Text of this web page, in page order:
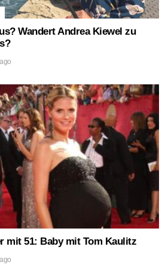
Wandert Andrea Kiewel zu
mit 51: Baby mit Tom Kaulitz